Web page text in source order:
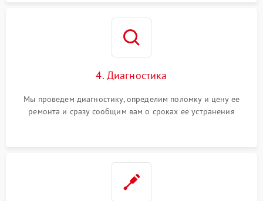
4. Диагностика
Мы проведем диагностику, определим поломку и цену ее
ремонта и сразу сообщим вам о сроках ее устранения